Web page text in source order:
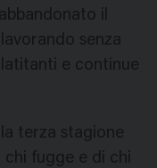
il
senza
e continue
terza stagione
chi fugge e di chi